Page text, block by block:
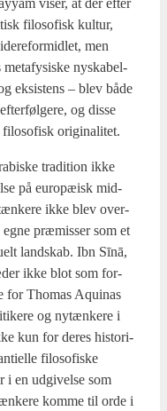
filo­so­fisk kul­tur,
men
meta­fy­si­ske nyska­bel­
eksi­stens – blev både
og dis­se
ori­gi­na­li­tet.
tra­di­tion ikke
på euro­pæ­isk mid­
ikke blev over­
præ­mis­ser som et
land­skab. Ibn Sīnā,
ikke blot som for­
for Tho­mas Aqui­nas
og nytæn­ke­re i
kun for deres histo­ri­
filo­so­fi­ske
i en udgi­vel­se som
kom­me til orde i